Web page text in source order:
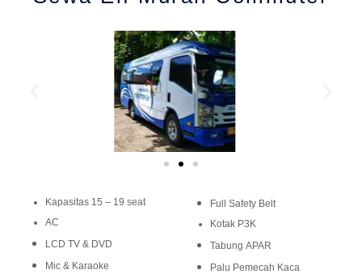
Kapasitas 15 – 19 seat
AC
LCD TV & DVD
Mic & Karaoke
Full Safety Belt
Kotak P3K
Tabung APAR
Palu Pemecah Kaca